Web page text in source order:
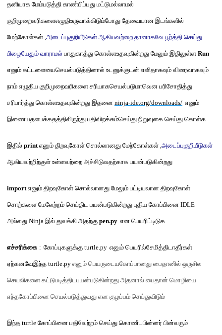
தனியாக மேம்படுத்தி காண்பிப்பது மட்டுமல்லாமல்
குறிமுறைவரிகளைஎழுதிஉருவாக்கிடும்போது தேவையான இடங்களில்
மேற்கோள்கள் ,அடைப்புகுறியீடுகள் ஆகியவற்றை தானாகவே பூர்த்தி செய்து
பிழையேதும் வாராமல் பாதுகாத்து கொள்ளஉதவுகின்றது மேலும் இதிலுள்ள Run
எனும் கட்டளையைசெயல்படுத்தினால் உடனுக்குடன் எளிதாகவும் விரைவாகவும்
நாம் எழுதிய குறிமுறைவரிகளை சரியாகசெயல்படுமாவென பரிசோதித்து
சரிபார்த்து கொள்ளஉதவுகின்றது இதனை ninja-ide.org/downloads/ எனும்
இணையதளபக்கதத்திலிருந்து பதிவிறக்கம்செய்து நிறுவுகை செய்து கொள்க
இதில் printஎனும் திறவுகோள் சொல்லானது மேற்கோள்கள் ,அடைப்புகுறியீடுகள்
ஆகியவற்றிற்குள் உள்ளவற்றை அச்சிடுவதற்காக பயன்படுகின்றது
importஎனும் திறவுகோள் சொல்லானது மேலும் பட்டியலான திறவுகோள்
சொற்களை மேலேற்றம் செய்திட பயன்படுகின்றது புதிய கோப்பினை IDLE
அல்லது Ninja இல் துவக்கி அதற்கு pen.py என பெயரிட்டிடுக
எச்சரிக்கை : கோப்புகளுக்கு turtle.py எனும் பெயரில்சேமித்திடாதீர்கள்
ஏற்கனவேஇந்த turtle.py எனும் பெயருடையகோப்பானது பைதானில் ஒருசில
செயலிகளை கட்டுபடித்திடபயன்படுகின்றது அதனால் பைதான் மொழியை
எந்தகோப்பினை செயல்படுத்துவது என குழப்பம் செய்துவிடும்
இந்த turtle கோப்பினை பதிவேற்றம் செய்து கொணஂடபின்னர் பின்வரும்